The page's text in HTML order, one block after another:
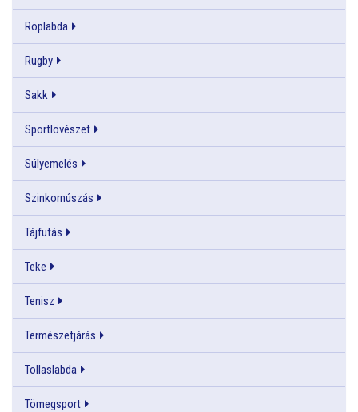
Röplabda
Rugby
Sakk
Sportlövészet
Súlyemelés
Szinkornúszás
Tájfutás
Teke
Tenisz
Természetjárás
Tollaslabda
Tömegsport